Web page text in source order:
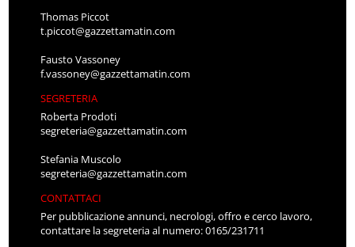
Thomas Piccot
t.piccot@gazzettamatin.com
Fausto Vassoney
f.vassoney@gazzettamatin.com
SEGRETERIA
Roberta Prodoti
segreteria@gazzettamatin.com
Stefania Muscolo
segreteria@gazzettamatin.com
CONTATTACI
Per pubblicazione annunci, necrologi, offro e cerco lavoro,
contattare la segreteria al numero: 0165/231711